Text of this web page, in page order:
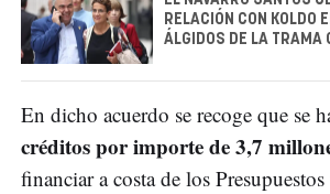
RELACIÓN CON KOLDO
ÁLGIDOS DE LA TRAMA
En dicho acuerdo se recoge que se
créditos por importe de 3,7
financiar a costa de los Presupuestos